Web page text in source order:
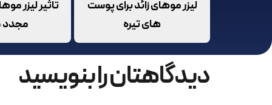
لیزر موهای زائد برای پوست
های تیره
تاثیر لیزر
مجدد
دیدگاهتان را بنویسید